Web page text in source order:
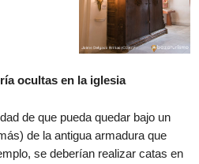
ocultas en la iglesia
de que pueda quedar bajo un
de la antigua armadura que
se deberían realizar catas en